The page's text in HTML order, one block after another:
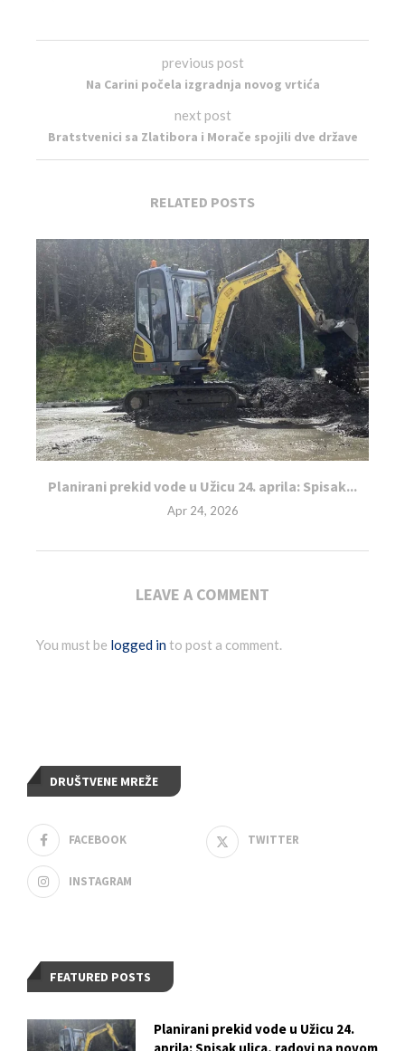
previous post
Na Carini počela izgradnja novog vrtića
next post
Bratstvenici sa Zlatibora i Morače spojili dve države
RELATED POSTS
Planirani prekid vode u Užicu 24. aprila: Spisak...
Apr 24, 2026
LEAVE A COMMENT
You must be logged into post a comment.
DRUŠTVENE MREŽE
FACEBOOK TWITTER
INSTAGRAM
FEATURED POSTS
Planirani prekid vode u Užicu 24.